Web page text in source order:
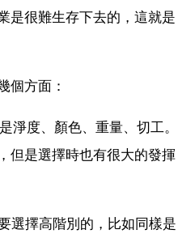
是很難生存下去的，這就是
個方面：
淨度、顏色、重量、切工。
但是選擇時也有很大的發揮
選擇高階別的，比如同樣是